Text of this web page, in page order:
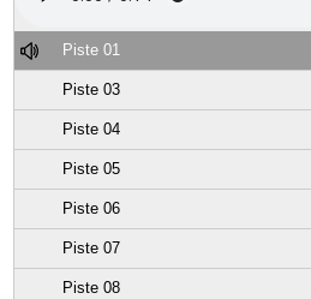
Piste 01
Piste 03
Piste 04
Piste 05
Piste 06
Piste 07
Piste 08